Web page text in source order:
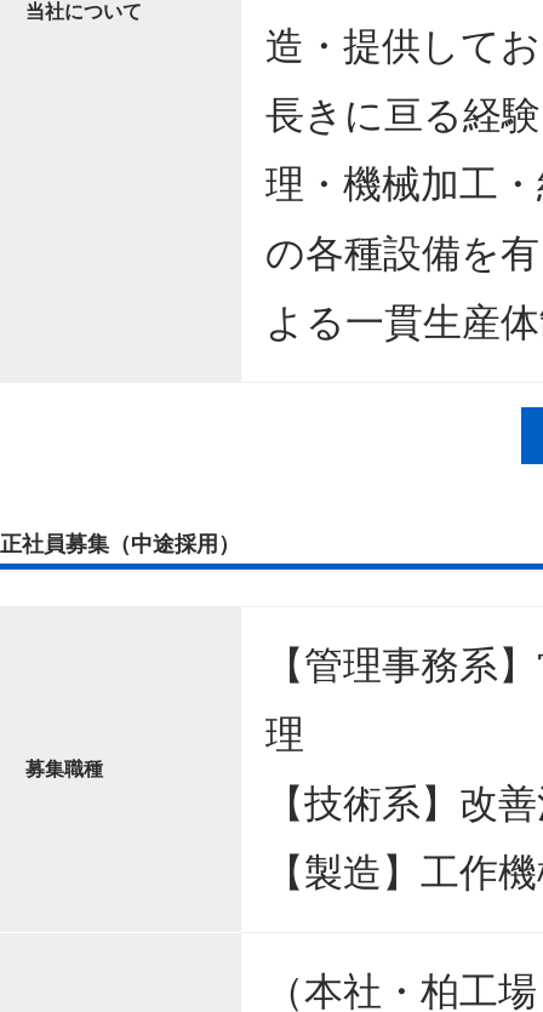
当社について
造・提供して
長きに亘る経
理・機械加工
の各種設備を
よる一貫生産
正社員募集（中途採用）
募集職種
【管理事務系
理
【技術系】改
【製造】工作
（本社・柏工